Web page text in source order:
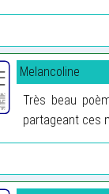
Melancoline
Très beau
partageant ces